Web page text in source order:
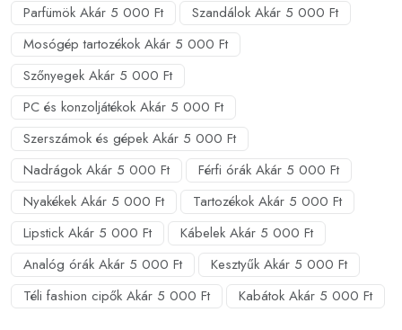
Parfümök Akár 5 000 Ft
Szandálok Akár 5 000 Ft
Mosógép tartozékok Akár 5 000 Ft
Szőnyegek Akár 5 000 Ft
PC és konzoljátékok Akár 5 000 Ft
Szerszámok és gépek Akár 5 000 Ft
Nadrágok Akár 5 000 Ft
Férfi órák Akár 5 000 Ft
Nyakékek Akár 5 000 Ft
Tartozékok Akár 5 000 Ft
Lipstick Akár 5 000 Ft
Kábelek Akár 5 000 Ft
Analóg órák Akár 5 000 Ft
Kesztyűk Akár 5 000 Ft
Téli fashion cipők Akár 5 000 Ft
Kabátok Akár 5 000 Ft